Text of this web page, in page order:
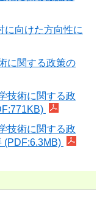
に向けた方向性に
に関する政策の
技術に関する政
技術に関する政
(PDF:6.3MB)